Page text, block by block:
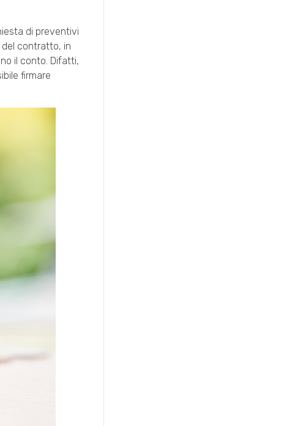
di preventivi
del contratto, in
il conto. Difatti,
firmare